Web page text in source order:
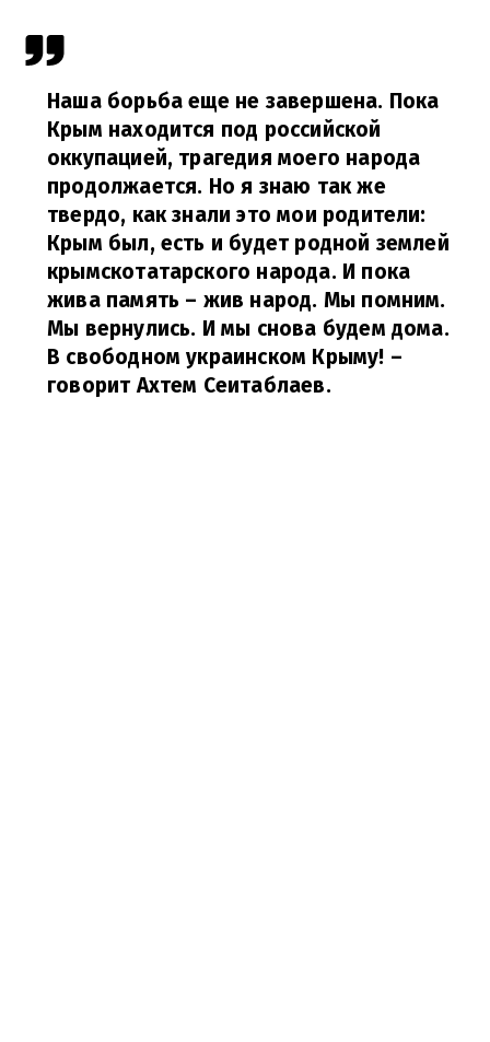
Наша борьба еще не завершена. Пока
Крым находится под российской
оккупацией, трагедия моего народа
продолжается. Но я знаю так же
твердо, как знали это мои родители:
Крым был, есть и будет родной землей
крымскотатарского народа. И пока
жива память – жив народ. Мы помним.
Мы вернулись. И мы снова будем дома.
В свободном украинском Крыму! –
говоритАхтем Сеитаблаев.